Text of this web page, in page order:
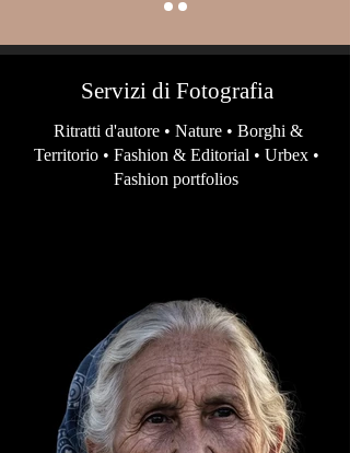
Servizi di Fotografia
Ritratti d'autore • Nature • Borghi &
Territorio • Fashion & Editorial • Urbex •
Fashion portfolios